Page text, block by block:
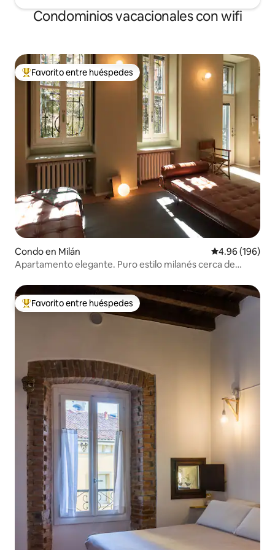
villa. Más tarde, su hija erigió una lápida
en su memoria. En el pequeño
1865.
Condominios vacacionales con wifi
Favorito entre huéspedes preferido
Favorito entre huéspedes
Condo en Milán Calificación
4.96 (196)
Apartamento elegante. Puro estilo milanés cerca de
Favorito entre huéspedes preferido
Favorito entre huéspedes